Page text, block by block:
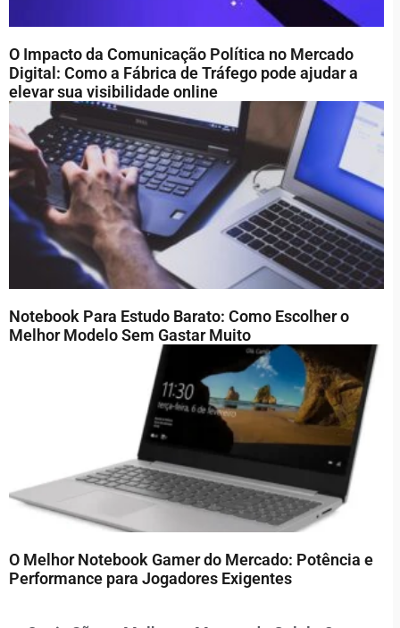
O Impacto da Comunicação Política no Mercado
Digital: Como a Fábrica de Tráfego pode ajudar a
elevar sua visibilidade online
Notebook Para Estudo Barato: Como Escolher o
Melhor Modelo Sem Gastar Muito
O Melhor Notebook Gamer do Mercado: Potência e
Performance para Jogadores Exigentes